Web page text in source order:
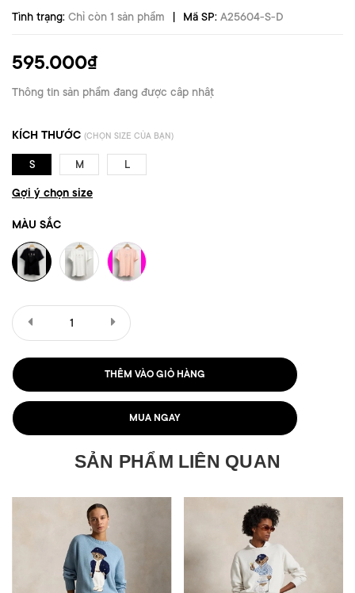
Tình trạng: Chỉ còn 1 sản phẩm | Mã SP: A25604-S-D
595.000₫
Thông tin sản phẩm đang được cập nhật
KÍCH THƯỚC (CHỌN SIZE CỦA BẠN)
S M L
Gợi ý chọn size
MÀU SẮC
THÊM VÀO GIỎ HÀNG
MUA NGAY
SẢN PHẨM LIÊN QUAN